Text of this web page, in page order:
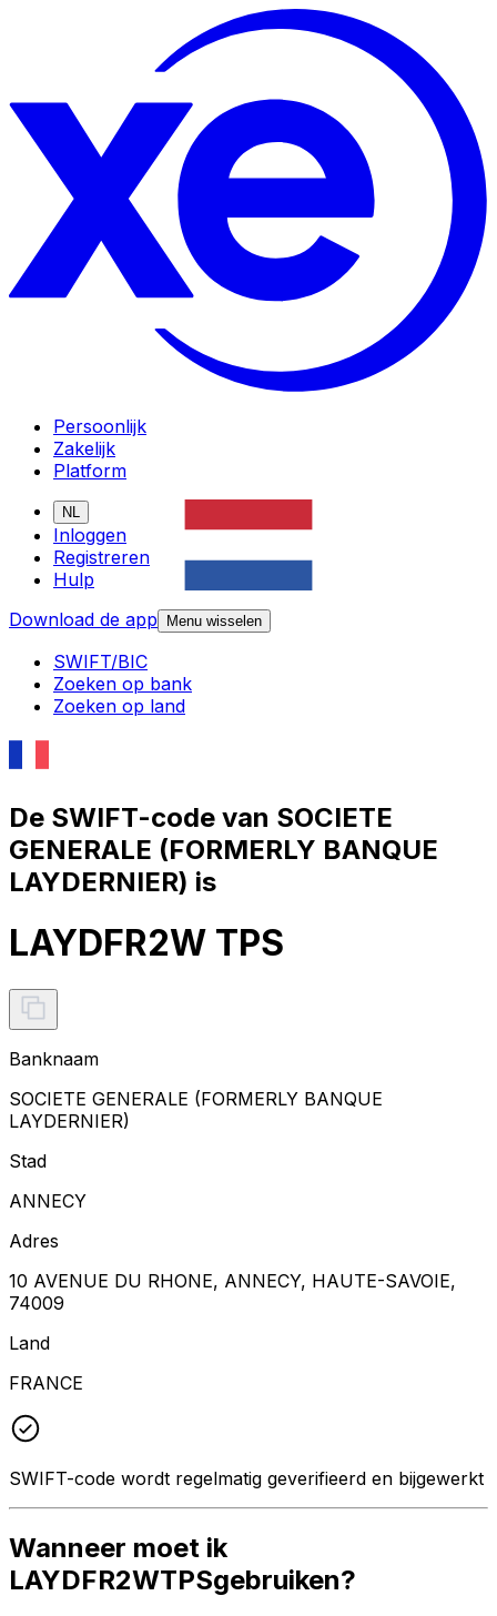
Persoonlijk
Zakelijk
Platform
NL
Inloggen
Registreren
Hulp
Download de app
Menu wisselen
SWIFT/BIC
Zoeken op bank
Zoeken op land
De SWIFT-code van SOCIETE
GENERALE (FORMERLY BANQUE
LAYDERNIER) is
LAYDFR2W TPS
Banknaam
SOCIETE GENERALE (FORMERLY BANQUE
LAYDERNIER)
Stad
ANNECY
Adres
10 AVENUE DU RHONE, ANNECY, HAUTE-SAVOIE,
74009
Land
FRANCE
SWIFT-code wordt regelmatig geverifieerd en bijgewerkt
Wanneer moet ik
LAYDFR2WTPSgebruiken?